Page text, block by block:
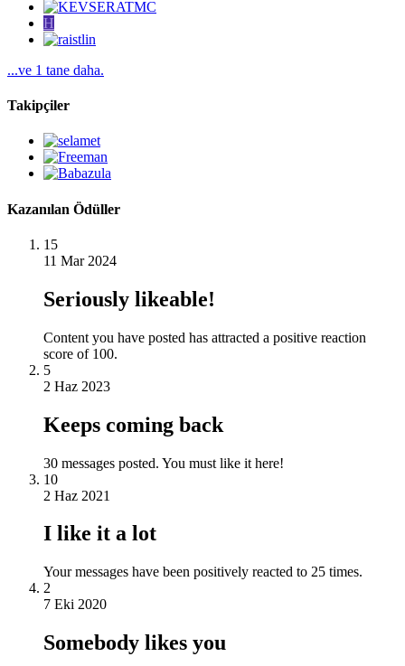
H
...ve 1 tane daha.
Takipçiler
Kazanılan Ödüller
15
11 Mar 2024
Seriously likeable!
Content you have posted has attracted a positive reaction
score of 100.
5
2 Haz 2023
Keeps coming back
30 messages posted. You must like it here!
10
2 Haz 2021
I like it a lot
Your messages have been positively reacted to 25 times.
2
7 Eki 2020
Somebody likes you